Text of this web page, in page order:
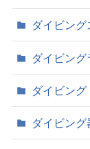
ダイビン
ダイビング
ダイビング
ダイビング